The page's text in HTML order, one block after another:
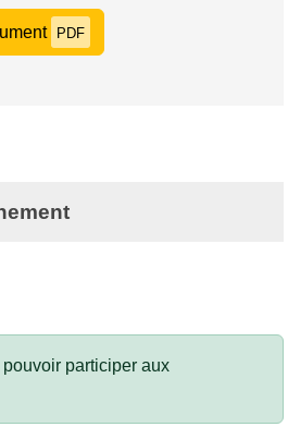
PDF
pouvoir participer aux